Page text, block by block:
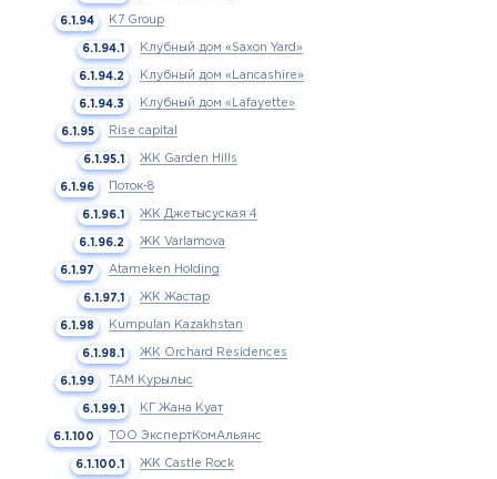
K7 Group
Клубный дом «Saxon Yard»
Клубный дом «Lancashire»
Клубный дом «Lafayette»
Rise capital
ЖК Garden Hills
Поток-8
ЖК Джетысуская 4
ЖК Varlamova
Atameken Holding
ЖК Жастар
Kumpulan Kazakhstan
ЖК Orchard Residences
ТАМ Курылыс
КГ Жана Куат
ТОО ЭкспертКомАльянс
ЖК Castle Rock